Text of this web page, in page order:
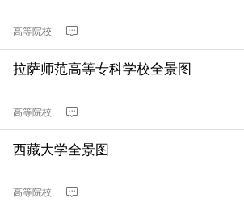
高等院校
拉萨师范高等专科学校全景图
高等院校
西藏大学全景图
高等院校